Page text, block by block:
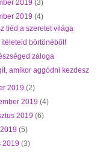
2019(3)
2019(4)
tiéd a szeretet világa
ítéleteid börtönéből!
záloga
amikor aggódni kezdesz
2019(2)
2019(4)
2019(6)
(5)
2019(3)